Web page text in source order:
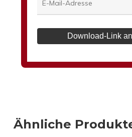
Download-Link
Ähnliche